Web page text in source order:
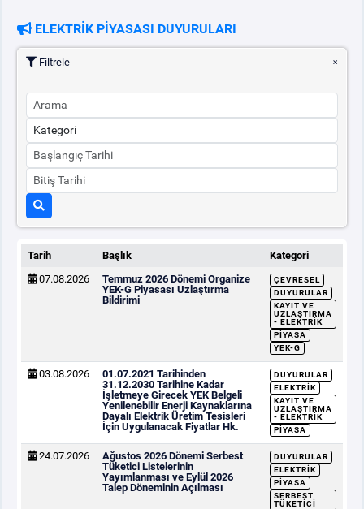
BÜLTENLER
DUYURULAR
BT HİZMET YÖNETİM SİSTEMİ POLİTİKAMIZ
ELEKTRİK PİYASASI DUYURULARI
Filtrele
Tarih Başlık
Kategori
07.08.2026
Temmuz 2026 Dönemi Organize
YEK-G Piyasası Uzlaştırma
Bildirimi
ÇEVRESEL
DUYURULAR
KAYIT VE
UZLAŞTIRMA
- ELEKTRIK
PIYASA
YEK-G
03.08.2026
01.07.2021 Tarihinden
31.12.2030 Tarihine Kadar
İşletmeye Girecek YEK Belgeli
Yenilenebilir Enerji Kaynaklarına
Dayalı Elektrik Üretim Tesisleri
İçin Uygulanacak Fiyatlar Hk.
DUYURULAR
ELEKTRIK
KAYIT VE
UZLAŞTIRMA
- ELEKTRIK
PIYASA
24.07.2026
Ağustos 2026 Dönemi Serbest
Tüketici Listelerinin
Yayımlanması ve Eylül 2026
Talep Döneminin Açılması
DUYURULAR
ELEKTRIK
PIYASA
SERBEST
TÜKETICI